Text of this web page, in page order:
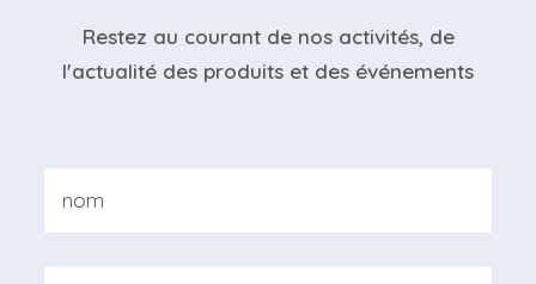
Restez au courant de nos activités, de
l'actualité des produits et des événements